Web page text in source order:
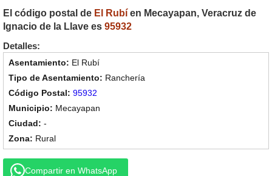
El código postal de El Rubí en Mecayapan, Veracruz de
Ignacio de la Llave es 95932
Detalles:
El Rubí
Ranchería
95932
Mecayapan
-
Rural
Compartir en WhatsApp